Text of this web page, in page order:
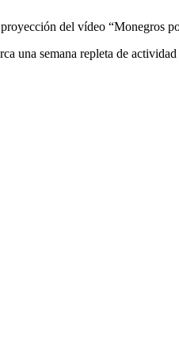
del vídeo “Monegros
una semana repleta de